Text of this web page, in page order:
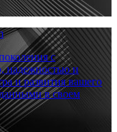
с
надежностью и
и развития вашего
в своем